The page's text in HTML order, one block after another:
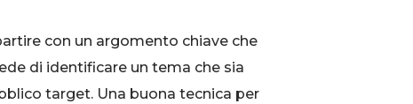
con un argomento chiave che
di identificare un tema che sia
target. Una buona tecnica per